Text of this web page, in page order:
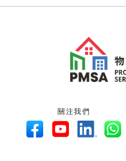
關注我們